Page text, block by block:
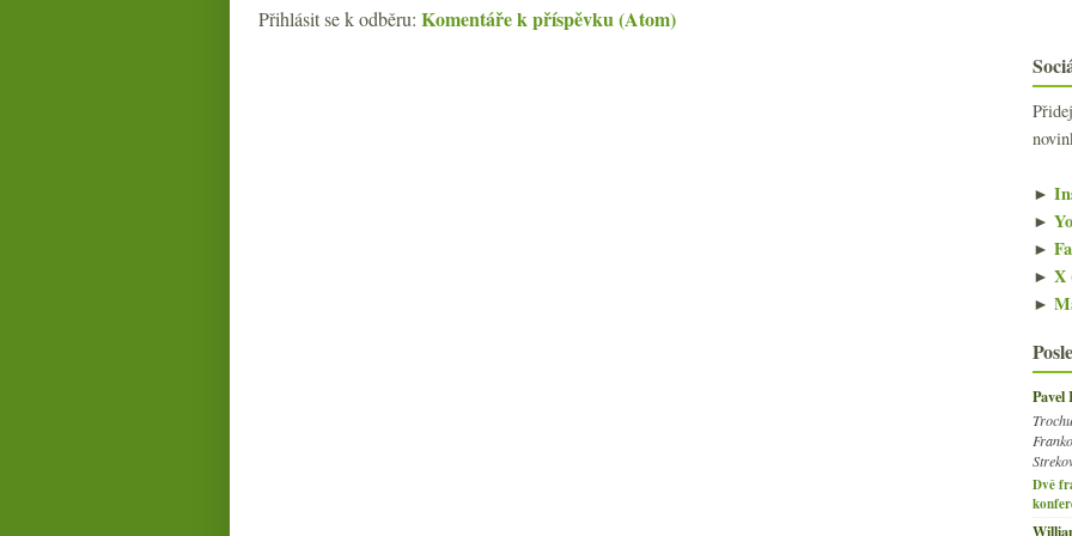
Přihlásit se k odběru: Komentáře k příspěvku (Atom)
►
►
►
► X
►
Pavel
Dvě